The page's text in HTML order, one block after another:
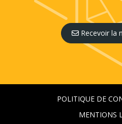
Recevoir la
POLITIQUE DE
MENTIONS